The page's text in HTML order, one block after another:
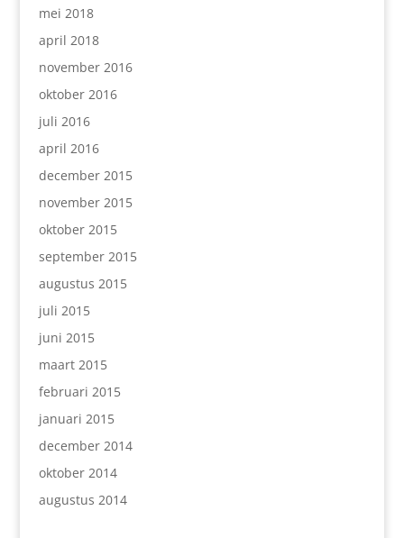
mei 2018
april 2018
november 2016
oktober 2016
juli 2016
april 2016
december 2015
november 2015
oktober 2015
september 2015
augustus 2015
juli 2015
juni 2015
maart 2015
februari 2015
januari 2015
december 2014
oktober 2014
augustus 2014